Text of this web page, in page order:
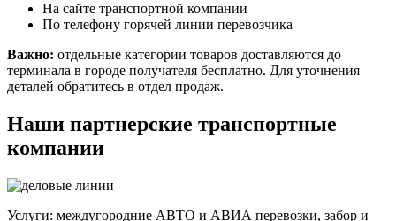
На сайте транспортной компании
По телефону горячей линии перевозчика
Важно: отдельные категории товаров доставляются до
терминала в городе получателя бесплатно. Для уточнения
деталей обратитесь в отдел продаж.
Наши партнерские транспортные
компании
Услуги: междугородние АВТО и АВИА перевозки, забор и